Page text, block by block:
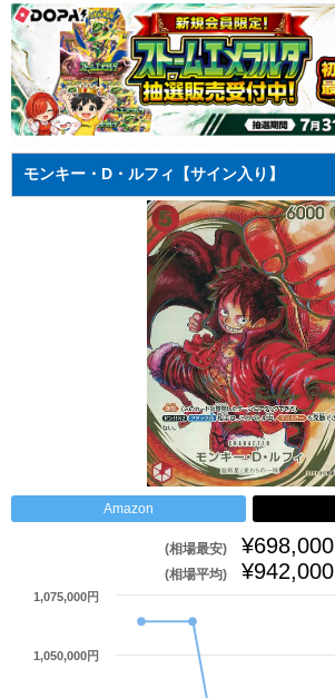
モンキー・D・ルフィ【サイン入り】
Amazon
(相場最安) ¥698,000
(相場平均) ¥942,000
1,050,000円
1,075,000円